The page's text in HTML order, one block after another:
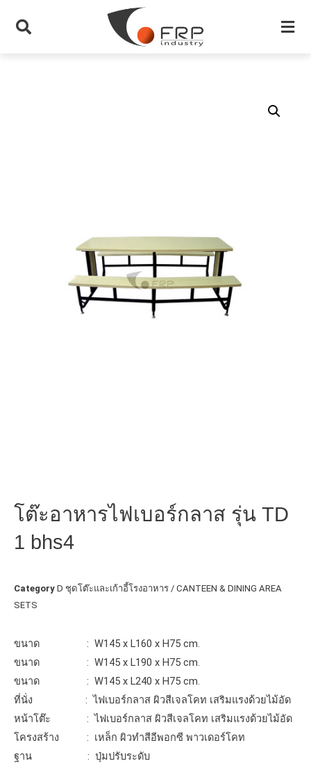
โต๊ะอาหารไฟเบอร์กลาส รุ่น TD
1 bhs4
Category D ชุดโต๊ะและเก้าอี้โรงอาหาร / CANTEEN & DINING AREA
SETS
ขนาด : W145 x L160 x H75 cm.
ขนาด : W145 x L190 x H75 cm.
ขนาด : W145 x L240 x H75 cm.
ที่นั่ง : ไฟเบอร์กลาส ผิวสีเจลโคท เสริมแรงด้วยไม้อัด
หน้าโต๊ะ : ไฟเบอร์กลาส ผิวสีเจลโคท เสริมแรงด้วยไม้อัด
โครงสร้าง : เหล็ก ผิวทำสีอีพอกซี พาวเดอร์โคท
ฐาน : ปุ่มปรับระดับ